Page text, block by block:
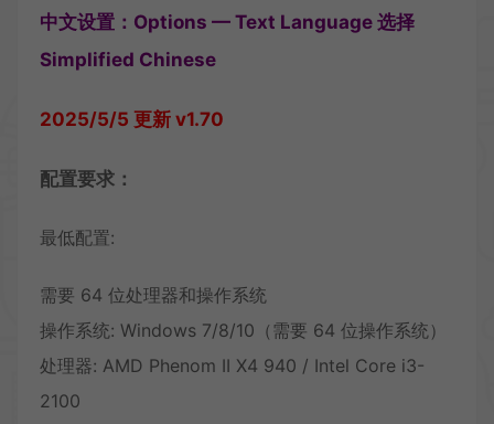
中文设置：Options — Text Language 选择
Simplified Chinese
2025/5/5 更新 v1.70
配置要求：
最低配置:
需要 64 位处理器和操作系统
操作系统: Windows 7/8/10（需要 64 位操作系统）
处理器: AMD Phenom II X4 940 / Intel Core i3-
2100